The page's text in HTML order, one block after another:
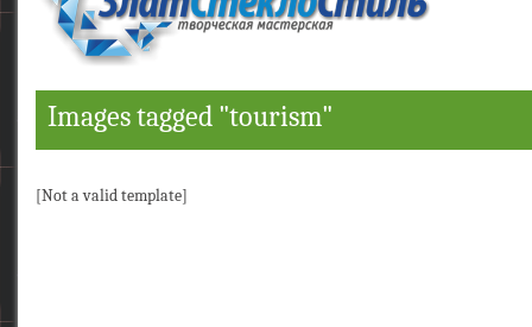
Images tagged "tourism"
[Not a valid template]